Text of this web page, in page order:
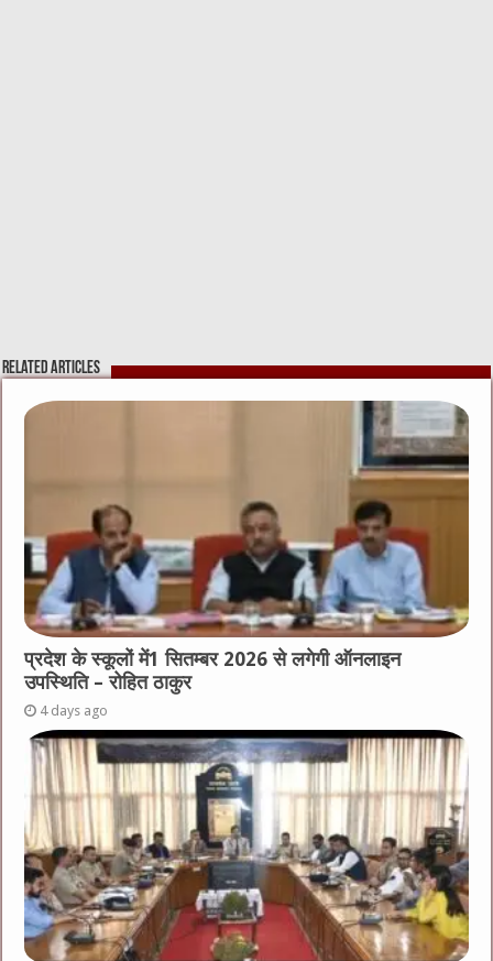
Related Articles
प्रदेश के स्कूलों में1 सितम्बर 2026 से लगेगी ऑनलाइन
उपस्थिति – रोहित ठाकुर
4 days ago